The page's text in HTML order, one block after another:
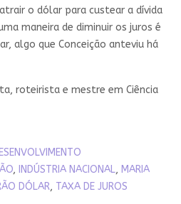
o dólar para custear a dívida
maneira de diminuir os juros é
algo que Conceição anteviu há
roteirista e mestre em Ciência
, INDÚSTRIA NACIONAL, MARIA
DÓLAR, TAXA DE JUROS